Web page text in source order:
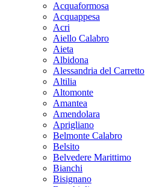
Acquaformosa
Acquappesa
Acri
Aiello Calabro
Aieta
Albidona
Alessandria del Carretto
Altilia
Altomonte
Amantea
Amendolara
Aprigliano
Belmonte Calabro
Belsito
Belvedere Marittimo
Bianchi
Bisignano